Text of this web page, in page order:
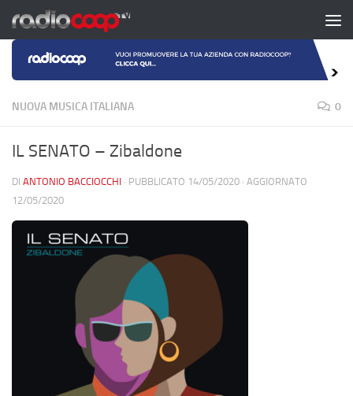
Salta al contenuto
NUOVA MUSICA ITALIANA 0
IL SENATO – Zibaldone
DI ANTONIO BACCIOCCHI · PUBBLICATO 14/05/2020 · AGGIORNATO
12/05/2020